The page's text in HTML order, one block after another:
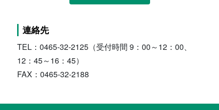
連絡先
TEL：0465-32-2125（受付時間 9：00～12：00、
12：45～16：45）
FAX：0465-32-2188